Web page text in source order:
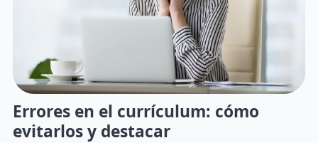
Errores en el currículum: cómo
evitarlos y destacar